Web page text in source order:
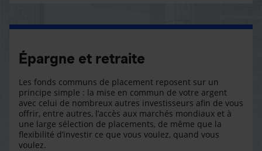
Épargne et retraite
Les fonds communs de placement reposent sur un
principe simple : la mise en commun de votre argent
avec celui de nombreux autres investisseurs afin de vous
offrir, entre autres, l’accès aux marchés mondiaux et à
une large sélection de placements, de même que la
flexibilité d’investir ce que vous voulez, quand vous
voulez.